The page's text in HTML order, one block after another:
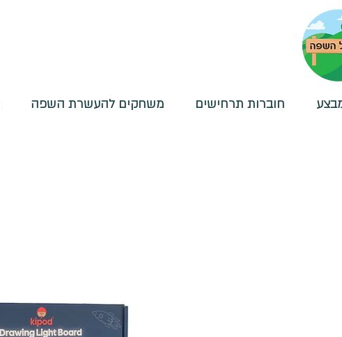
חוברות תרחישים משחקים להעשרת השפה